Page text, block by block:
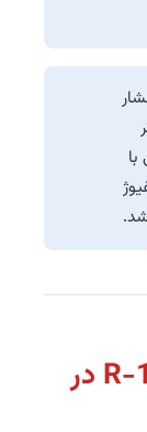
کاربرد تخصصی R-134a در